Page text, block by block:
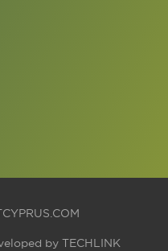
by TECHLINK